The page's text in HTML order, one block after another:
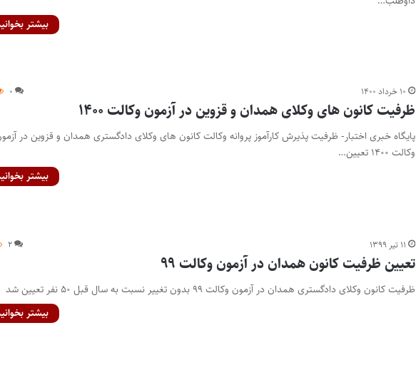
بیشتر
۱۰ خرداد ۱۴۰۰ ۰
ظرفیت کانون های وکلای همدان و قزوین در آزمون وکالت ۱۴۰۰
پایگاه خبری اختبار- ظرفیت پذیرش کارآموز پروانه وکالت کانون های وکلای دادگستری همدان و قزوین در
وکالت ۱۴۰۰ تعیین…
بیشتر
۱۱ تیر ۱۳۹۹ ۲
تعیین ظرفیت کانون همدان در آزمون وکالت ۹۹
ظرفیت کانون وکلای دادگستری همدان در آزمون وکالت ۹۹ بدون تغییر نسبت به سال قبل ۵۰ نفر تعیین شد
بیشتر